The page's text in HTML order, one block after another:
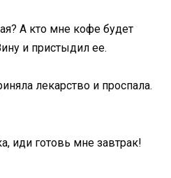
А кто мне кофе будет
и пристыдил ее.
лекарство и проспала.
иди готовь мне завтрак!